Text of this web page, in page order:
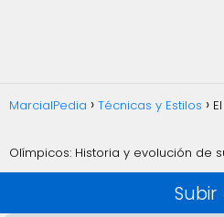
MarcialPedia Técnicas y Estilos
Olímpicos: Historia y evolución de
Subir